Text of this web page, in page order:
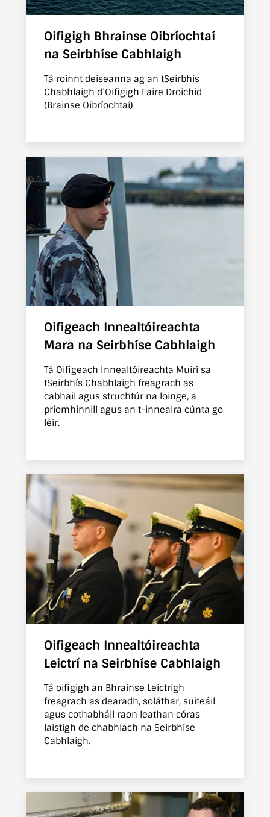
Oifigigh Bhrainse Oibríochtaí
na Seirbhíse Cabhlaigh
Tá roinnt deiseanna ag an tSeirbhís
Chabhlaigh d’Oifigigh Faire Droichid
(Brainse Oibríochtaí)
Oifigeach Innealtóireachta
Mara na Seirbhíse Cabhlaigh
Tá Oifigeach Innealtóireachta Muirí sa
tSeirbhís Chabhlaigh freagrach as
cabhail agus struchtúr na loinge, a
príomhinnill agus an t-innealra cúnta go
léir.
Oifigeach Innealtóireachta
Leictrí na Seirbhíse Cabhlaigh
Tá oifigigh an Bhrainse Leictrigh
freagrach as dearadh, soláthar, suiteáil
agus cothabháil raon leathan córas
laistigh de chabhlach na Seirbhíse
Cabhlaigh.